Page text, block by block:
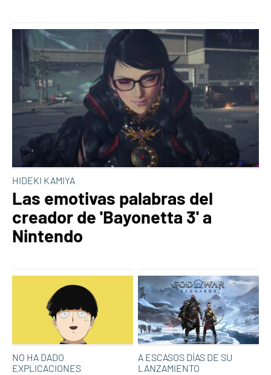
HIDEKI KAMIYA
Las emotivas palabras del
creador de 'Bayonetta 3' a
Nintendo
NO HA DADO
EXPLICACIONES
A ESCASOS DÍAS DE SU
LANZAMIENTO